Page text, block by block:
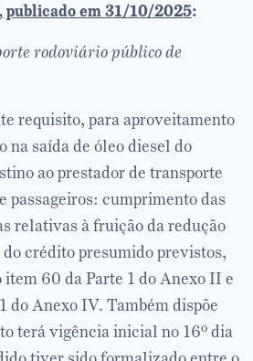
publicado em 31/10/2025:
rodoviário público de
requisito, para aproveitamento
na saída de óleo diesel do
ao prestador de transporte
passageiros: cumprimento das
relativas à fruição da redução
crédito presumido previstos,
60 da Parte 1 do Anexo II e
do Anexo IV. Também dispõe
terá vigência inicial no 16º dia